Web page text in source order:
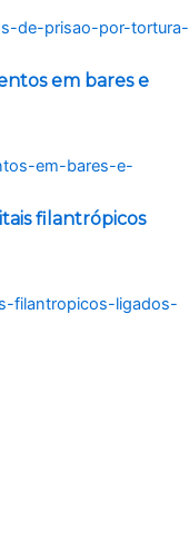
em bares e
filantrópicos